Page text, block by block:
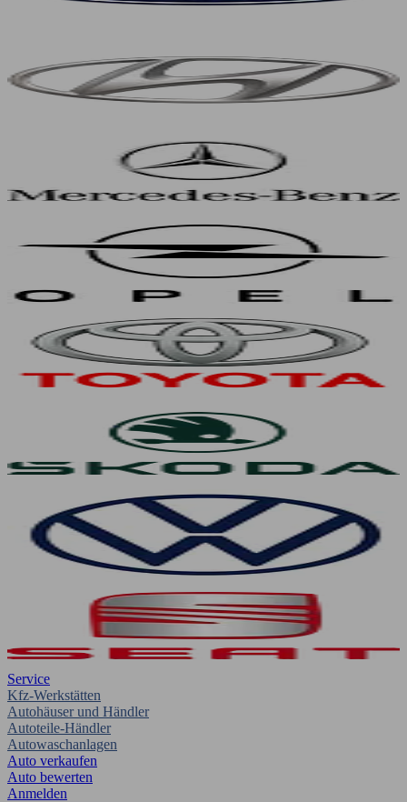
Service
Kfz-Werkstätten
Autohäuser und Händler
Autoteile-Händler
Autowaschanlagen
Auto verkaufen
Auto bewerten
Anmelden